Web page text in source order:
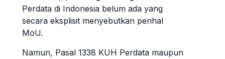
Perdata di Indonesia belum ada yang
secara eksplisit menyebutkan perihal
MoU.
Namun, Pasal 1338 KUH Perdata maupun